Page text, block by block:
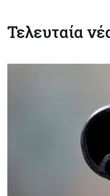
ασφάλεια
Baker Tilly:
M&A
Κύπρος
Πιο ισχυρό
Τελευταία